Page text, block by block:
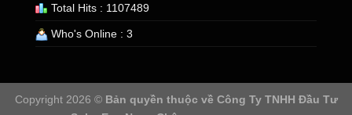
Total Hits : 1107489
Who's Online : 3
Copyright 2026 © Bản quyền thuộc về Công Ty TNHH Đầu Tư